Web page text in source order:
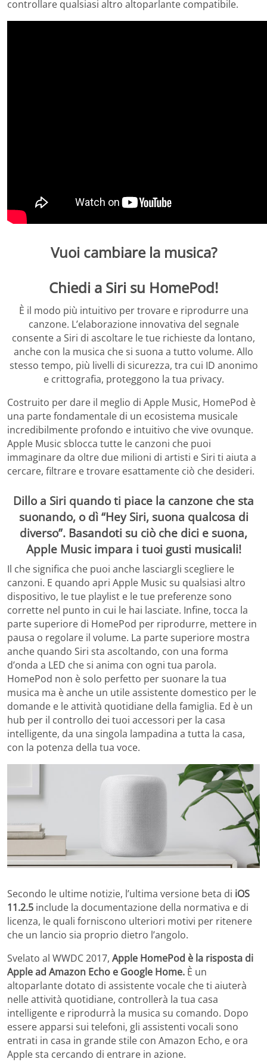
controllare qualsiasi altro altoparlante compatibile.
Vuoi cambiare la musica?
Chiedi a Siri su HomePod!
È il modo più intuitivo per trovare e riprodurre una
canzone. L’elaborazione innovativa del segnale
consente a Siri di ascoltare le tue richieste da lontano,
anche con la musica che si suona a tutto volume. Allo
stesso tempo, più livelli di sicurezza, tra cui ID anonimo
e crittografia, proteggono la tua privacy.
Costruito per dare il meglio di Apple Music, HomePod è
una parte fondamentale di un ecosistema musicale
incredibilmente profondo e intuitivo che vive ovunque.
Apple Music sblocca tutte le canzoni che puoi
immaginare da oltre due milioni di artisti e Siri ti aiuta a
cercare, filtrare e trovare esattamente ciò che desideri.
Dillo a Siri quando ti piace la canzone che sta
suonando, o dì “Hey Siri, suona qualcosa di
diverso”. Basandoti su ciò che dici e suona,
Apple Music impara i tuoi gusti musicali!
Il che significa che puoi anche lasciargli scegliere le
canzoni. E quando apri Apple Music su qualsiasi altro
dispositivo, le tue playlist e le tue preferenze sono
corrette nel punto in cui le hai lasciate. Infine, tocca la
parte superiore di HomePod per riprodurre, mettere in
pausa o regolare il volume. La parte superiore mostra
anche quando Siri sta ascoltando, con una forma
d’onda a LED che si anima con ogni tua parola.
HomePod non è solo perfetto per suonare la tua
musica ma è anche un utile assistente domestico per le
domande e le attività quotidiane della famiglia. Ed è un
hub per il controllo dei tuoi accessori per la casa
intelligente, da una singola lampadina a tutta la casa,
con la potenza della tua voce.
Secondo le ultime notizie, l’ultima versione beta di iOS
11.2.5 include la documentazione della normativa e di
licenza, le quali forniscono ulteriori motivi per ritenere
che un lancio sia proprio dietro l’angolo.
Svelato al WWDC 2017, Apple HomePod è la risposta di
Apple ad Amazon Echo e Google Home. È un
altoparlante dotato di assistente vocale che ti aiuterà
nelle attività quotidiane, controllerà la tua casa
intelligente e riprodurrà la musica su comando. Dopo
essere apparsi sui telefoni, gli assistenti vocali sono
entrati in casa in grande stile con Amazon Echo, e ora
Apple sta cercando di entrare in azione.